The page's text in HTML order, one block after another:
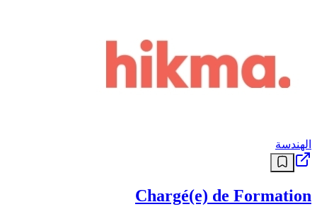
الهندسة
Chargé(e) de Formation